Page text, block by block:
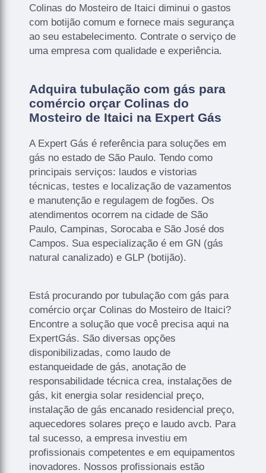
Colinas do Mosteiro de Itaici diminui o gastos
com botijão comum e fornece mais segurança
ao seu estabelecimento. Contrate o serviço de
uma empresa com qualidade e experiência.
Adquira tubulação com gás para
comércio orçar Colinas do
Mosteiro de Itaici na Expert Gás
A Expert Gás é referência para soluções em
gás no estado de São Paulo. Tendo como
principais serviços: laudos e vistorias
técnicas, testes e localização de vazamentos
e manutenção e regulagem de fogões. Os
atendimentos ocorrem na cidade de São
Paulo, Campinas, Sorocaba e São José dos
Campos. Sua especialização é em GN (gás
natural canalizado) e GLP (botijão).
Está procurando por tubulação com gás para
comércio orçar Colinas do Mosteiro de Itaici?
Encontre a solução que você precisa aqui na
ExpertGás. São diversas opções
disponibilizadas, como laudo de
estanqueidade de gás, anotação de
responsabilidade técnica crea, instalações de
gás, kit energia solar residencial preço,
instalação de gás encanado residencial preço,
aquecedores solares preço e laudo avcb. Para
tal sucesso, a empresa investiu em
profissionais competentes e em equipamentos
inovadores. Nossos profissionais estão